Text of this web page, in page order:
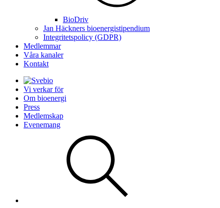
BioDriv
Jan Häckners bioenergistipendium
Integritetspolicy (GDPR)
Medlemmar
Våra kanaler
Kontakt
Vi verkar för
Om bioenergi
Press
Medlemskap
Evenemang